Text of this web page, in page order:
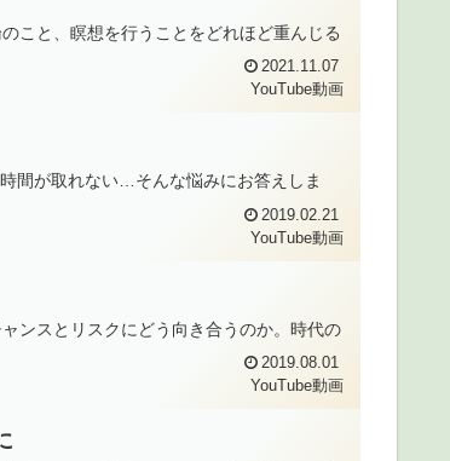
こと、瞑想を行うことをどれほど重んじる
2021.11.07
YouTube動画
間が取れない…そんな悩みにお答えしま
2019.02.21
YouTube動画
ンスとリスクにどう向き合うのか。時代の
2019.08.01
YouTube動画